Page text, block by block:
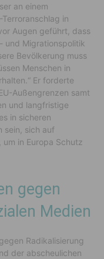
an einem
in
Augen geführt, dass
und Migrationspolitik
Bevölkerung muss
Menschen in
Er forderte
Außengrenzen samt
und langfristige
in sicheren
sein, sich auf
in Europa Schutz
gegen
Medien
Radikalisierung
der abscheulichen